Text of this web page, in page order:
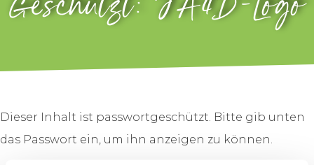
Dieser Inhalt ist passwortgeschützt. Bitte gib unten
das Passwort ein, um ihn anzeigen zu können.